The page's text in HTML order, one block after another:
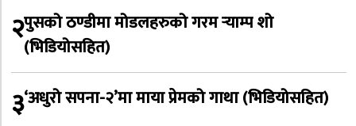
२पुसको ठण्डीमा मोडलहरुको गरम र्‍याम्प शो
(भिडियोसहित)
३‘अधुरो सपना-२’मा माया प्रेमको गाथा (भिडियोसहित)